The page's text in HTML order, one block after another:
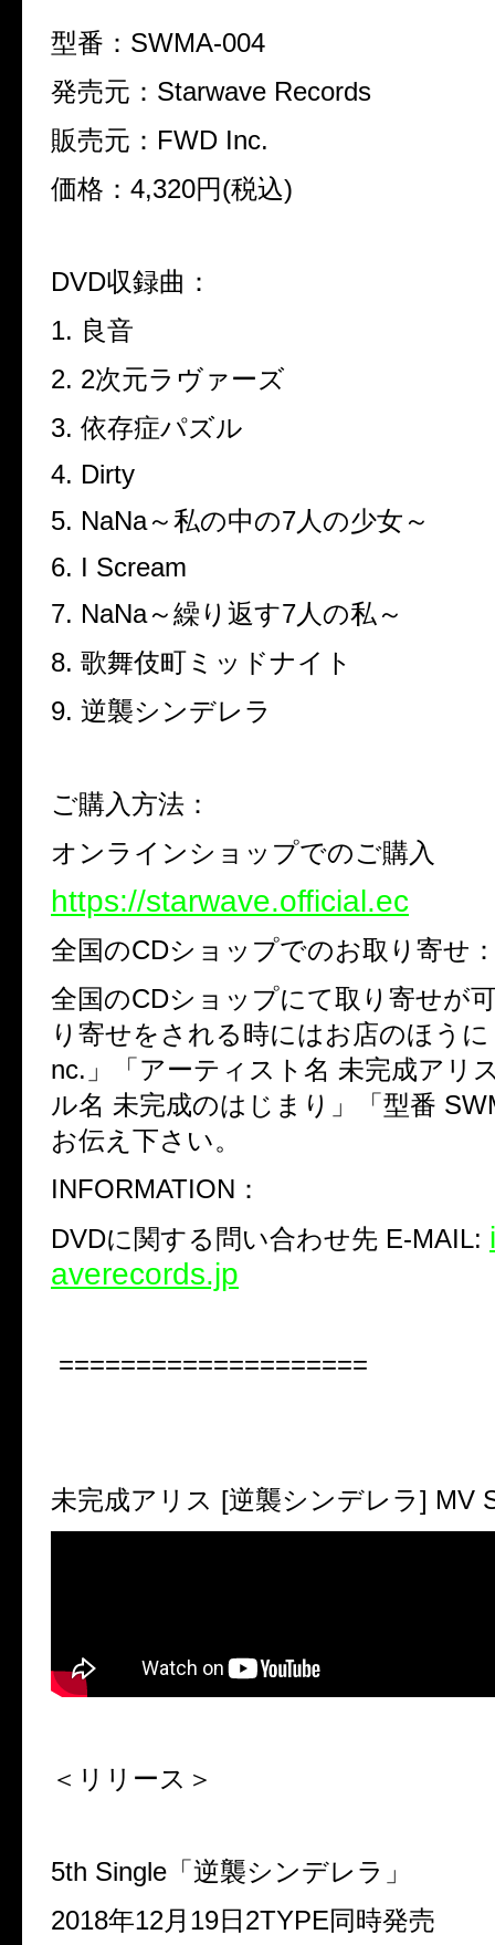
型番： SWMA-004
発売元： Starwave Records
販売元： FWD Inc.
価格： 4,320円(税込)
DVD収録曲：
1. 良音
2. 2次元ラヴァーズ
3. 依存症パズル
4. Dirty
5. NaNa～私の中の7人の少女～
6. I Scream
7. NaNa～繰り返す7人の私～
8. 歌舞伎町ミッドナイト
9. 逆襲シンデレラ
ご購入方法：
オンラインショップでのご購入
https://starwave.official.ec
全国のCDショップでのお取り寄せ
全国のCDショップにて取り寄せが
り寄せをされる時にはお店のほうに
nc. 」「アーティスト名 未完成アリ
ル名 未完成のはじまり」「型番
お伝え下さい。
INFORMATION ：
DVDに関する問い合わせ先 E-MAIL:
averecords.jp
====================
未完成アリス [逆襲シンデレラ] MV
＜リリース＞
5th Single「逆襲シンデレラ」
2018年12月19日2TYPE同時発売